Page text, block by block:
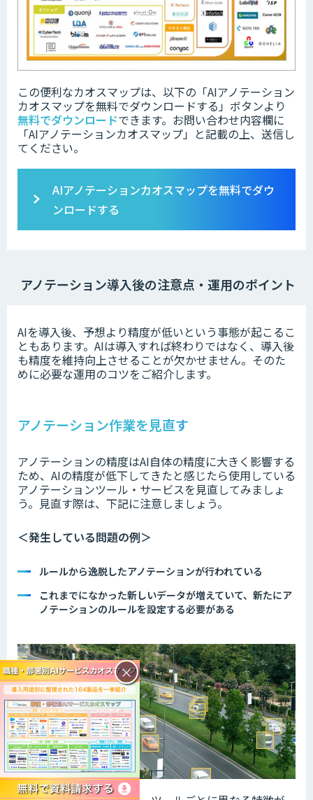
この便利なカオスマップは、以下の「AIアノテーション
カオスマップを無料でダウンロードする」ボタンより
無料でダウンロードできます。 お問い合わせ内容欄に
「AIアノテーションカオスマップ」と記載の上、送信し
てください。
AIアノテーションカオスマップを無料でダウ
ンロードする
アノテーション導入後の注意点・運用のポイント
AIを導入後、予想より精度が低いという事態が起こるこ
ともあります。 AIは導入すれば終わりではなく、導入後
も精度を維持向上させることが欠かせません。 そのた
めに必要な運用のコツをご紹介します。
アノテーション作業を見直す
アノテーションの精度はAI自体の精度に大きく影響する
ため、AIの精度が低下してきたと感じたら使用している
アノテーションツール・サービスを見直してみましょ
う。 見直す際は、下記に注意しましょう。
＜発生している問題の例＞
ルールから逸脱したアノテーションが行われている
これまでになかった新しいデータが増えていて、新たにア
ノテーションのルールを設定する必要がある
×